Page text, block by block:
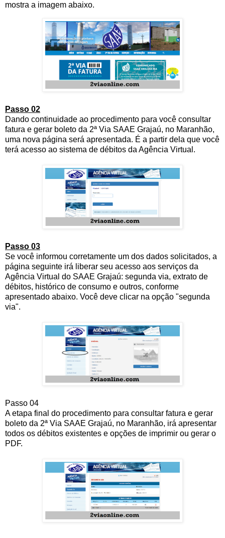
mostra a imagem abaixo.
Passo 02
Dando continuidade ao procedimento para você consultar
fatura e gerar boleto da 2ª Via SAAE Grajaú, no Maranhão,
uma nova página será apresentada. É a partir dela que você
terá acesso ao sistema de débitos da Agência Virtual.
Passo 03
Se você informou corretamente um dos dados solicitados, a
página seguinte irá liberar seu acesso aos serviços da
Agência Virtual do SAAE Grajaú: segunda via, extrato de
débitos, histórico de consumo e outros, conforme
apresentado abaixo. Você deve clicar na opção "segunda
via".
Passo 04
A etapa final do procedimento para consultar fatura e gerar
boleto da 2ª Via SAAE Grajaú, no Maranhão, irá apresentar
todos os débitos existentes e opções de imprimir ou gerar o
PDF.